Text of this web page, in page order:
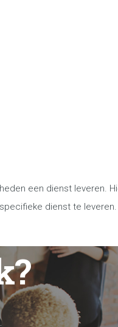
een dienst leveren.
dienst te leveren.